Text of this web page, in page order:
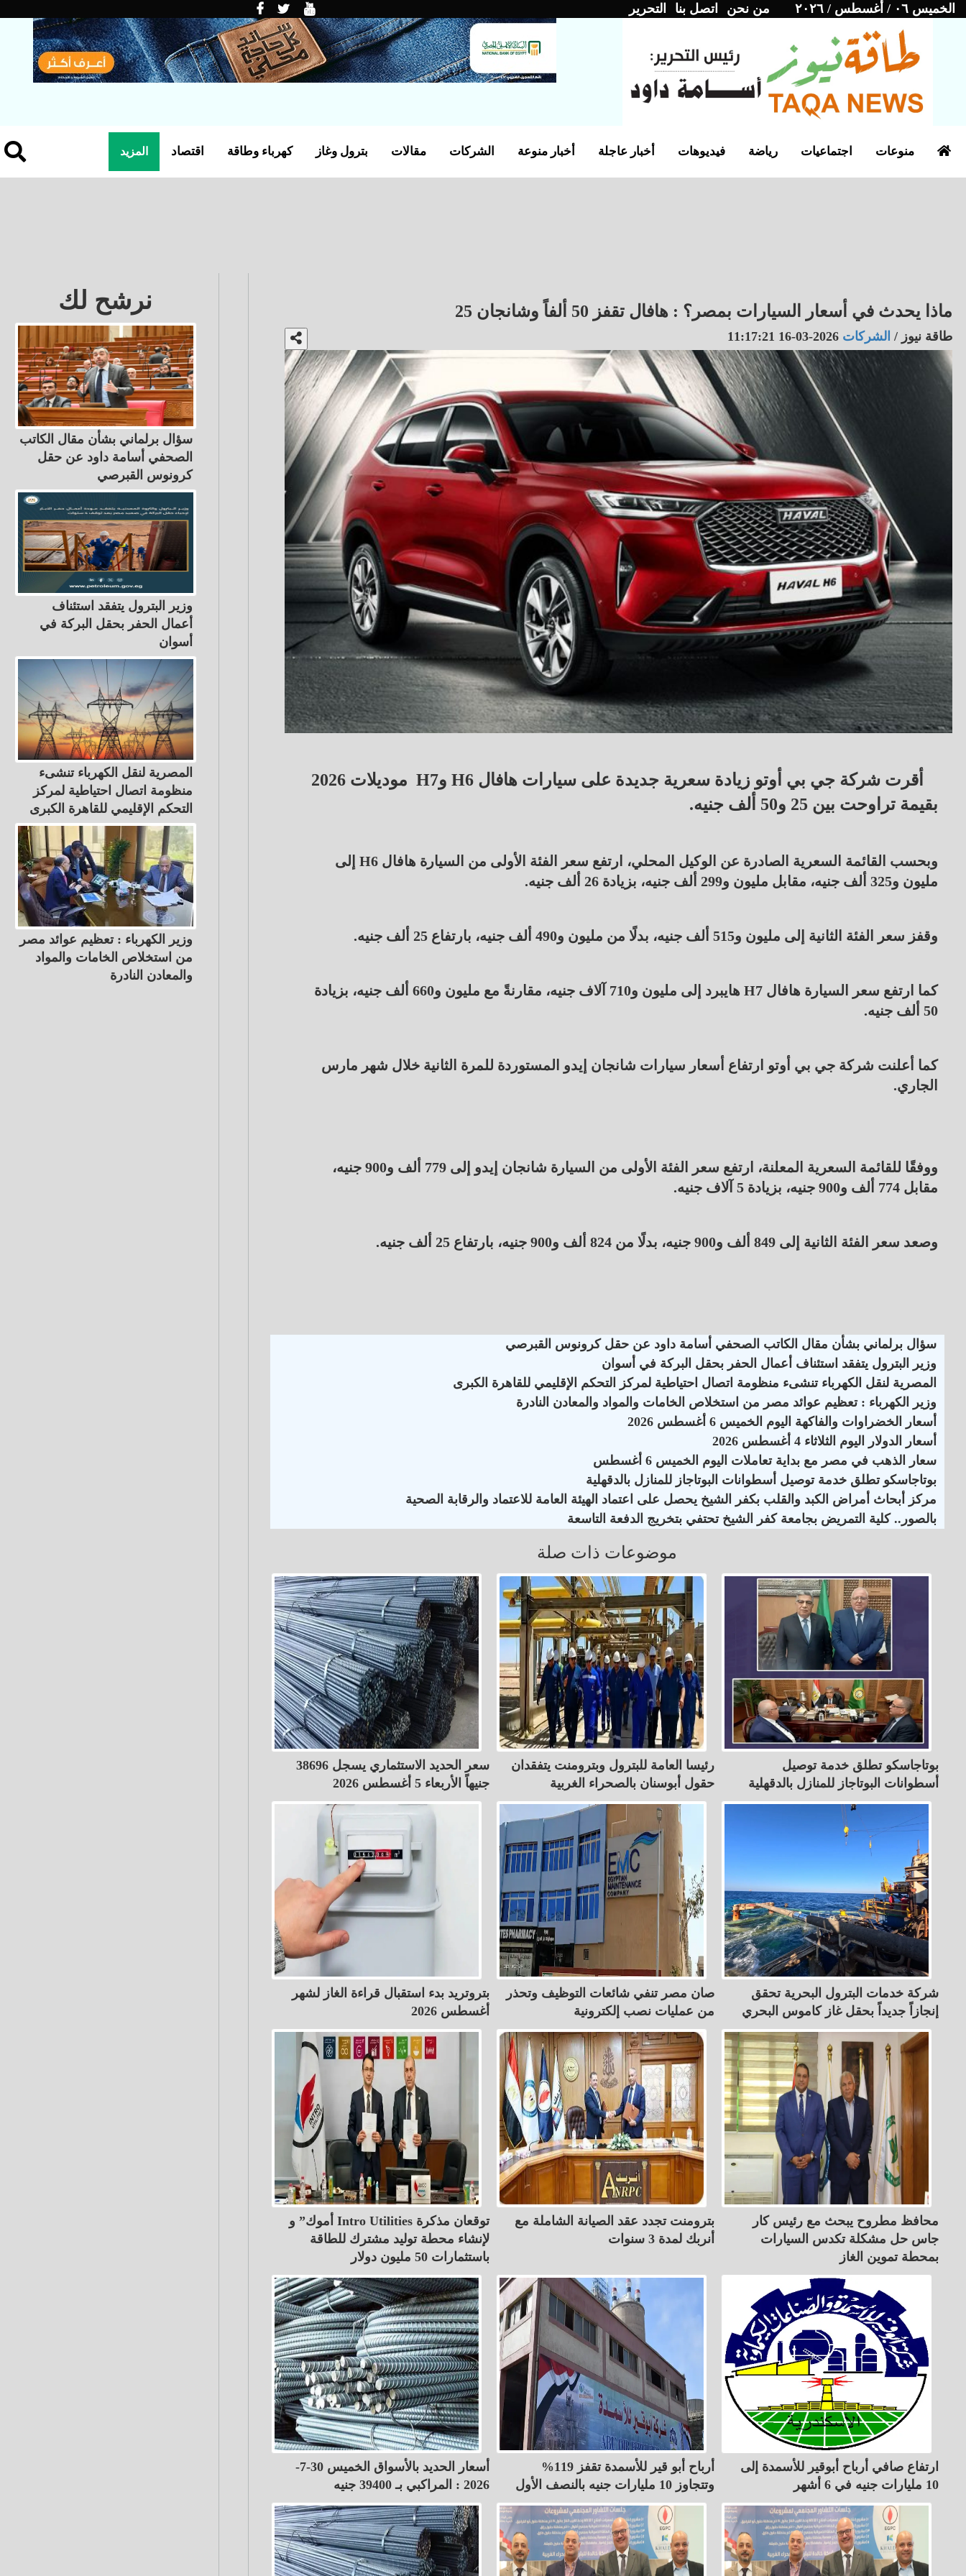
الخميس ٠٦ / أغسطس / ٢٠٢٦ من نحن اتصل بنا التحرير
المزيد اقتصاد كهرباء وطاقة بترول وغاز مقالات الشركات أخبار منوعة أخبار عاجلة فيديوهات رياضة اجتماعيات منوعات
ماذا يحدث في أسعار السيارات بمصر؟ : هافال تقفز 50 ألفاً وشانجان 25
طاقة نيوز / الشركات2026-03-16 11:17:21
أقرت شركة جي بي أوتو زيادة سعرية جديدة على سيارات هافال H6 وH7 موديلات 2026
بقيمة تراوحت بين 25 و50 ألف جنيه.
وبحسب القائمة السعرية الصادرة عن الوكيل المحلي، ارتفع سعر الفئة الأولى من السيارة هافال H6 إلى
مليون و325 ألف جنيه، مقابل مليون و299 ألف جنيه، بزيادة 26 ألف جنيه.
وقفز سعر الفئة الثانية إلى مليون و515 ألف جنيه، بدلًا من مليون و490 ألف جنيه، بارتفاع 25 ألف جنيه.
كما ارتفع سعر السيارة هافال H7 هايبرد إلى مليون و710 آلاف جنيه، مقارنةً مع مليون و660 ألف جنيه، بزيادة
50 ألف جنيه.
كما أعلنت شركة جي بي أوتو ارتفاع أسعار سيارات شانجان إيدو المستوردة للمرة الثانية خلال شهر مارس
الجاري.
ووفقًا للقائمة السعرية المعلنة، ارتفع سعر الفئة الأولى من السيارة شانجان إيدو إلى 779 ألف و900 جنيه،
مقابل 774 ألف و900 جنيه، بزيادة 5 آلاف جنيه.
وصعد سعر الفئة الثانية إلى 849 ألف و900 جنيه، بدلًا من 824 ألف و900 جنيه، بارتفاع 25 ألف جنيه.
سؤال برلماني بشأن مقال الكاتب الصحفي أسامة داود عن حقل كرونوس القبرصي
وزير البترول يتفقد استئناف أعمال الحفر بحقل البركة في أسوان
المصرية لنقل الكهرباء تنشىء منظومة اتصال احتياطية لمركز التحكم الإقليمي للقاهرة الكبرى
وزير الكهرباء : تعظيم عوائد مصر من استخلاص الخامات والمواد والمعادن النادرة
أسعار الخضراوات والفاكهة اليوم الخميس 6 أغسطس 2026
أسعار الدولار اليوم الثلاثاء 4 أغسطس 2026
سعار الذهب في مصر مع بداية تعاملات اليوم الخميس 6 أغسطس
بوتاجاسكو تطلق خدمة توصيل أسطوانات البوتاجاز للمنازل بالدقهلية
مركز أبحاث أمراض الكبد والقلب بكفر الشيخ يحصل على اعتماد الهيئة العامة للاعتماد والرقابة الصحية
بالصور.. كلية التمريض بجامعة كفر الشيخ تحتفي بتخريج الدفعة التاسعة
موضوعات ذات صلة
بوتاجاسكو تطلق خدمة توصيل
أسطوانات البوتاجاز للمنازل بالدقهلية
رئيسا العامة للبترول وبترومنت يتفقدان
حقول أبوسنان بالصحراء الغربية
سعر الحديد الاستثماري يسجل 38696
جنيهاً الأربعاء 5 أغسطس 2026
شركة خدمات البترول البحرية تحقق
إنجازاً جديداً بحقل غاز كاموس البحري
صان مصر تنفي شائعات التوظيف وتحذر
من عمليات نصب إلكترونية
بتروتريد بدء استقبال قراءة الغاز لشهر
أغسطس 2026
محافظ مطروح يبحث مع رئيس كار
جاس حل مشكلة تكدس السيارات
بمحطة تموين الغاز
بترومنت تجدد عقد الصيانة الشاملة مع
أنربك لمدة 3 سنوات
أموك” و Intro Utilities توقعان مذكرة
لإنشاء محطة توليد مشترك للطاقة
باستثمارات 50 مليون دولار
ارتفاع صافي أرباح أبوقير للأسمدة إلى
10 مليارات جنيه في 6 أشهر
أرباح أبو قير للأسمدة تقفز 119%
وتتجاوز 10 مليارات جنيه بالنصف الأول
أسعار الحديد بالأسواق الخميس 30-7-
2026 : المراكبي بـ 39400 جنيه
نرشح لك
سؤال برلماني بشأن مقال الكاتب
الصحفي أسامة داود عن حقل
كرونوس القبرصي
وزير البترول يتفقد استئناف
أعمال الحفر بحقل البركة في
أسوان
المصرية لنقل الكهرباء تنشىء
منظومة اتصال احتياطية لمركز
التحكم الإقليمي للقاهرة الكبرى
وزير الكهرباء : تعظيم عوائد مصر
من استخلاص الخامات والمواد
والمعادن النادرة